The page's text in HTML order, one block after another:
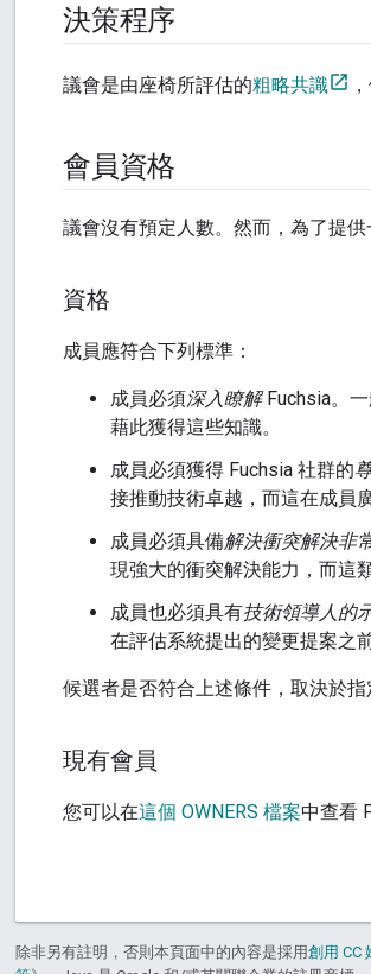
決策程序
議會是由座椅所評估的粗略共識
會員資格
議會沒有預定人數。然而，為了提
資格
成員應符合下列標準：
成員必須深入瞭解Fuchsia。
藉此獲得這些知識。
成員必須獲得 Fuchsia 社群的
接推動技術卓越，而這在成員
成員必須具備解決衝突解決非
現強大的衝突解決能力，而這
成員也必須具有技術領導人的
在評估系統提出的變更提案之
候選者是否符合上述條件，取決於
現有會員
您可以在這個 OWNERS 檔案中查看
除非另有註明，否則本頁面中的內容是採用創用 CC